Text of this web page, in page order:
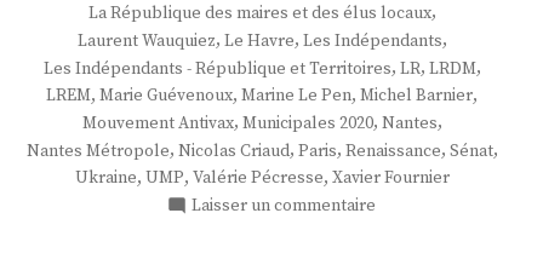
La République des maires et des élus locaux,
Laurent Wauquiez, Le Havre, Les Indépendants,
Les Indépendants - République et Territoires, LR, LRDM,
LREM, Marie Guévenoux, Marine Le Pen, Michel Barnier,
Mouvement Antivax, Municipales 2020, Nantes,
Nantes Métropole, Nicolas Criaud, Paris, Renaissance, Sénat,
Ukraine, UMP, Valérie Pécresse, Xavier Fournier
Laisser un commentaire